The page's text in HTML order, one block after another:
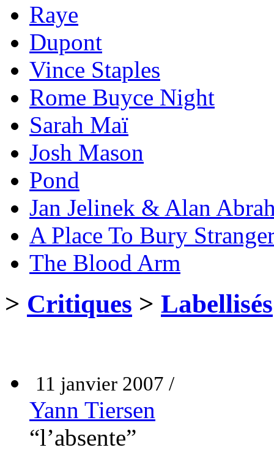
Raye
Dupont
Vince Staples
Rome Buyce Night
Sarah Maï
Josh Mason
Pond
Jan Jelinek & Alan
A Place To Bury
The Blood Arm
> Critiques > Labellisés
11 janvier 2007 /
Yann Tiersen
“l’absente”